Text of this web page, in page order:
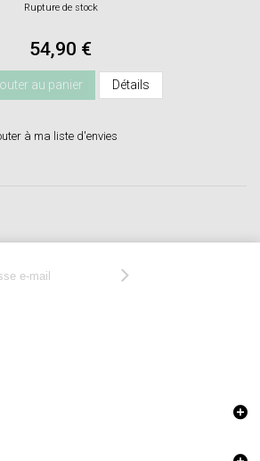
Rupture de stock
54,90 €
au panier Détails
à ma liste d'envies